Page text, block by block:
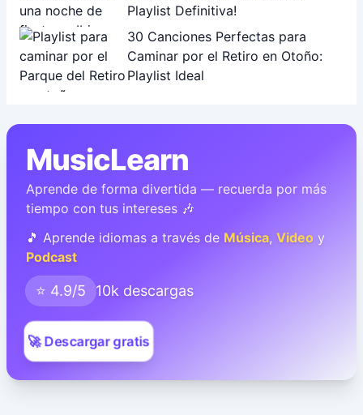
Playlist Definitiva!
30 Canciones Perfectas para
Caminar por el Retiro en Otoño:
Playlist Ideal
MusicLearn
Aprende de forma divertida — recuerda por más
tiempo con tus intereses 🎶
🎵 Aprende idiomas a través de Música, Video y
Podcast
⭐ 4.9/5 10k descargas
🚀 Descargar gratis